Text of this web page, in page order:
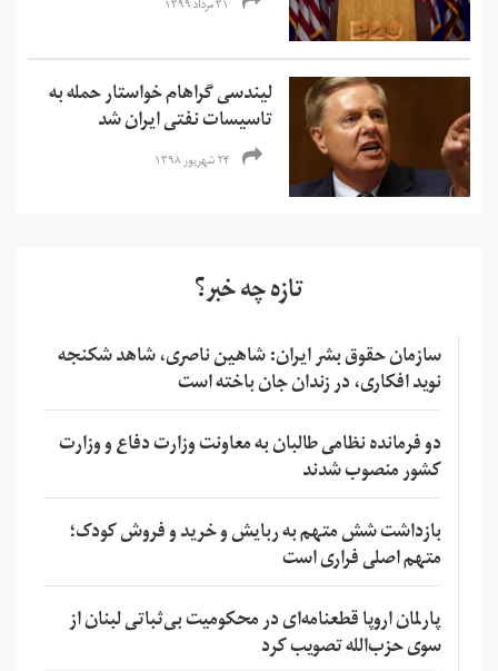
۳۱ مرداد ۱۳۹۹
لیندسی گراهام خواستار حمله به
تاسیسات نفتی ایران شد
۲۴ شهریور ۱۳۹۸
تازه چه خبر؟
سازمان حقوق بشر ایران: شاهین ناصری، شاهد شکنجه
نوید افکاری، در زندان جان باخته است
دو فرمانده نظامی طالبان به معاونت وزارت دفاع و وزارت
کشور منصوب شدند
بازداشت شش متهم به ربایش و خرید و فروش کودک؛
متهم اصلی فراری است
پارلمان اروپا قطعنامه‌ای در محکومیت بی‌ثباتی لبنان از
سوی حزب‌الله تصویب کرد